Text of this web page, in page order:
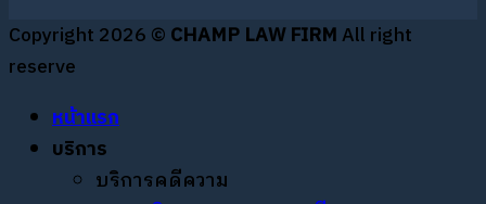
Copyright 2026 © CHAMP LAW FIRMAll right
reserve
หน้าแรก
บริการ
บริการคดีความ